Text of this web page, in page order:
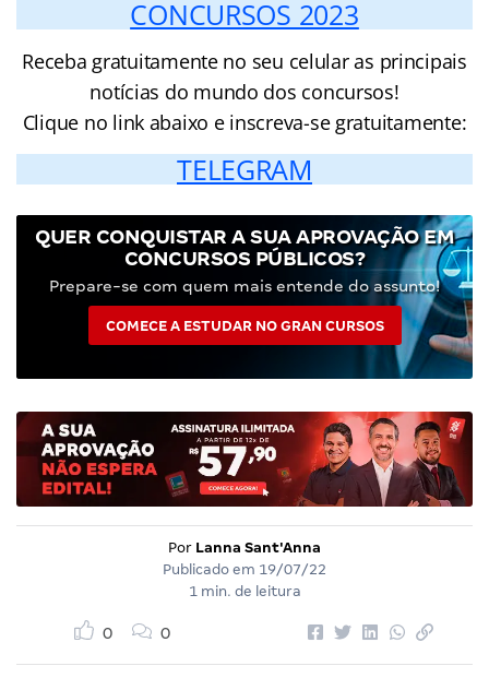
CONCURSOS 2023
Receba gratuitamente no seu celular as principais
notícias do mundo dos concursos!
Clique no link abaixo e inscreva-se gratuitamente:
TELEGRAM
QUER CONQUISTAR A SUA APROVAÇÃO EM
CONCURSOS PÚBLICOS?
Prepare-se com quem mais entende do assunto!
COMECE A ESTUDAR NO GRAN CURSOS
Por Lanna Sant'Anna
Publicado em 19/07/22
1 min. de leitura
0 0